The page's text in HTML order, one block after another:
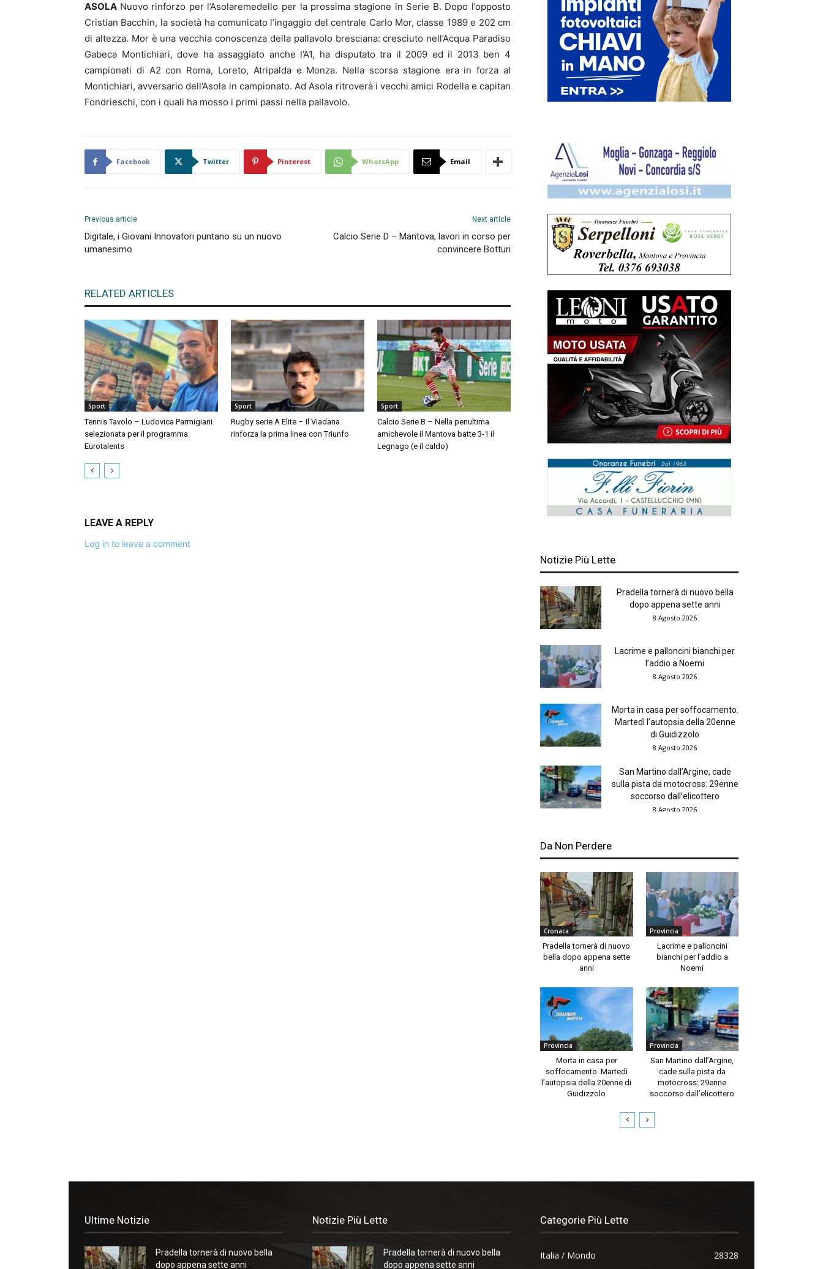
ASOLA Nuovo rinforzo per l’Asolaremedello per la prossima stagione in Serie B. Dopo l’opposto
Cristian Bacchin, la società ha comunicato l’ingaggio del centrale Carlo Mor, classe 1989 e 202 cm
di altezza. Mor è una vecchia conoscenza della pallavolo bresciana: cresciuto nell’Acqua Paradiso
Gabeca Montichiari, dove ha assaggiato anche l’A1, ha disputato tra il 2009 ed il 2013 ben 4
campionati di A2 con Roma, Loreto, Atripalda e Monza. Nella scorsa stagione era in forza al
Montichiari, avversario dell’Asola in campionato. Ad Asola ritroverà i vecchi amici Rodella e capitan
Fondrieschi, con i quali ha mosso i primi passi nella pallavolo.
Facebook Twitter Pinterest WhatsApp Email
Previous article
Digitale, i Giovani Innovatori puntano su un nuovo
umanesimo
Next article
Calcio Serie D – Mantova, lavori in corso per
convincere Botturi
RELATED ARTICLES
Sport
Tennis Tavolo – Ludovica Parmigiani
selezionata per il programma
Eurotalents
Sport
Rugby serie A Elite – Il Viadana
rinforza la prima linea con Triunfo
Sport
Calcio Serie B – Nella penultima
amichevole il Mantova batte 3-1 il
Legnago (e il caldo)
LEAVE A REPLY
Log in to leave a comment
Notizie Più Lette
Pradella tornerà di nuovo bella
dopo appena sette anni
8 Agosto 2026
Lacrime e palloncini bianchi per
l’addio a Noemi
8 Agosto 2026
Morta in casa per soffocamento.
Martedì l’autopsia della 20enne
di Guidizzolo
8 Agosto 2026
San Martino dall’Argine, cade
sulla pista da motocross: 29enne
soccorso dall’elicottero
8 Agosto 2026
Da Non Perdere
Cronaca
Pradella tornerà di nuovo
bella dopo appena sette
anni
Provincia
Lacrime e palloncini
bianchi per l’addio a
Noemi
Provincia
Morta in casa per
soffocamento. Martedì
l’autopsia della 20enne di
Guidizzolo
Provincia
San Martino dall’Argine,
cade sulla pista da
motocross: 29enne
soccorso dall’elicottero
Ultime Notizie
Pradella tornerà di nuovo bella
dopo appena sette anni
Notizie Più Lette
Pradella tornerà di nuovo bella
dopo appena sette anni
Categorie Più Lette
Italia / Mondo
28328